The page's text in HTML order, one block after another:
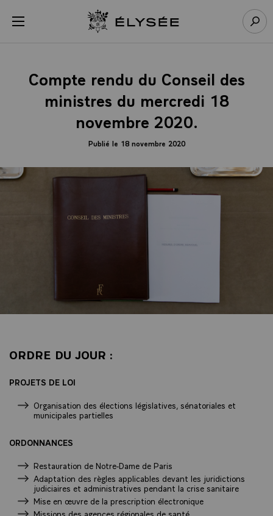
menu Retour à l’accueil Élysée
Compte rendu du Conseil des
ministres du mercredi 18
novembre 2020.
Publié le 18 novembre 2020
ORDRE DU JOUR :
PROJETS DE LOI
Organisation des élections législatives, sénatoriales et
municipales partielles
ORDONNANCES
Restauration de Notre-Dame de Paris
Adaptation des règles applicables devant les juridictions
judiciaires et administratives pendant la crise sanitaire
Mise en œuvre de la prescription électronique
Missions des agences régionales de santé
Panneau de gestion des cookies